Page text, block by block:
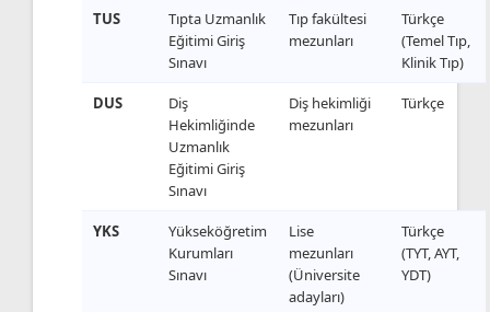
TUS
Tıpta Uzmanlık
Eğitimi Giriş
Sınavı
Tıp fakültesi
mezunları
Türkçe
(Temel Tıp,
Klinik Tıp)
DUS
Diş
Hekimliğinde
Uzmanlık
Eğitimi Giriş
Sınavı
Diş hekimliği
mezunları
Türkçe
YKS
Yükseköğretim
Kurumları
Sınavı
Lise
mezunları
(Üniversite
adayları)
Türkçe
(TYT, AYT,
YDT)